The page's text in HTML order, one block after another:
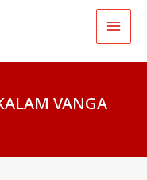
VANGA